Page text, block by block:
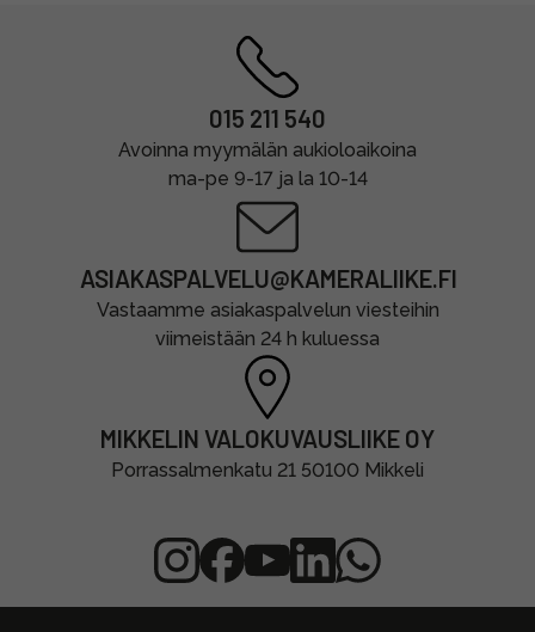
015 211 540
Avoinna myymälän aukioloaikoina
ma-pe 9-17 ja la 10-14
ASIAKASPALVELU@KAMERALIIKE.FI
Vastaamme asiakaspalvelun viesteihin
viimeistään 24 h kuluessa
MIKKELIN VALOKUVAUSLIIKE OY
Porrassalmenkatu 21 50100 Mikkeli